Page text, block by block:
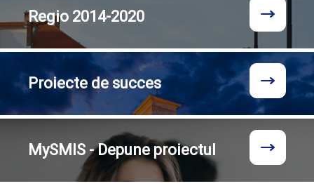
Regio 2014-2020
Proiecte de succes
MySMIS - Depune proiectul